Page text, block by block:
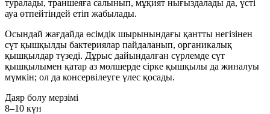
туралады, траншеяға салынып, мұқият нығыздалады да, үсті
ауа өтпейтіндей етіп жабылады.
Осындай жағдайда өсімдік шырынындағы қантты негізінен
сүт қышқылды бактериялар пайдаланып, органикалық
қышқылдар түзеді. Дұрыс дайындалған сүрлемде сүт
қышқылымен қатар аз мөлшерде сірке қышқылы да жиналуы
мүмкін; ол да консервілеуге үлес қосады.
Даяр болу мерзімі
8–10 күн